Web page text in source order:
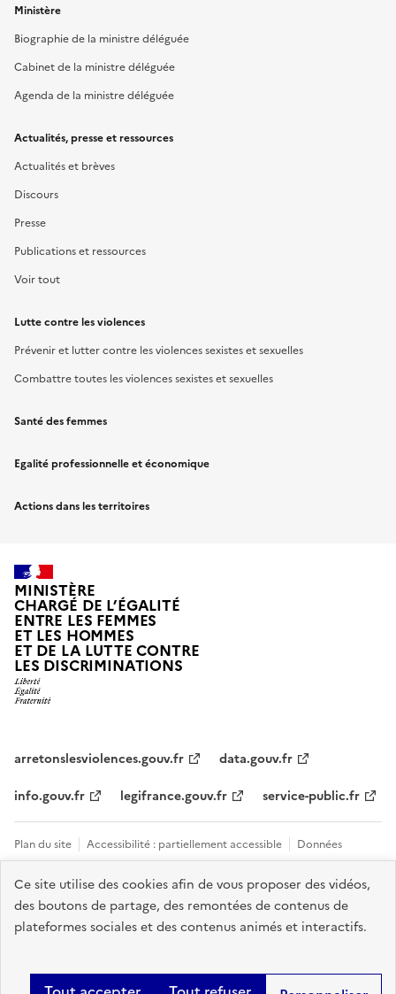
Ce site utilise des cookies afin de vous proposer des vidéos,
des boutons de partage, des remontées de contenus de
plateformes sociales et des contenus animés et interactifs.
Ministère
Biographie de la ministre déléguée
Cabinet de la ministre déléguée
Agenda de la ministre déléguée
Actualités, presse et ressources
Actualités et brèves
Discours
Presse
Publications et ressources
Voir tout
Lutte contre les violences
Prévenir et lutter contre les violences sexistes et sexuelles
Combattre toutes les violences sexistes et sexuelles
Santé des femmes
Egalité professionnelle et économique
Actions dans les territoires
MINISTÈRE
CHARGÉ DE L’ÉGALITÉ
ENTRE LES FEMMES
ET LES HOMMES
ET DE LA LUTTE CONTRE
LES DISCRIMINATIONS
arretonslesviolences.gouv.fr
data.gouv.fr
info.gouv.fr
legifrance.gouv.fr service-public.fr
Plan du site Accessibilité : partiellement accessible
Données
personnelles et cookies
Mentions légales
Tous les contacts et sites
utiles
Gestion des cookies